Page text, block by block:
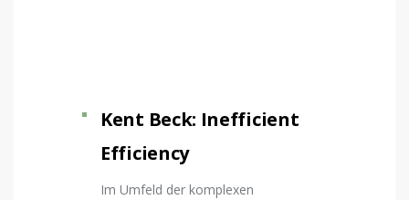
Kent Beck: Inefficient
Efficiency
Im Umfeld der komplexen